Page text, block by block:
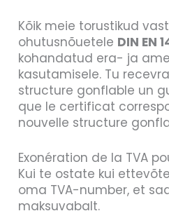
Kõik meie torustikud
ohutusnõuetele DIN EN
kohandatud era- ja
kasutamisele. Tu
structure gonflable un
que le certificat
nouvelle structure
Exonération de la TVA
Kui te ostate kui
oma TVA-number, et
maksuvabalt.